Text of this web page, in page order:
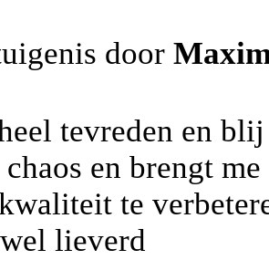
door
tevreden en
en brengt
te
lieverd